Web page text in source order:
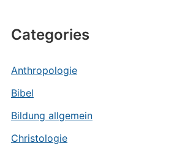
Categories
Anthropologie
Bibel
Bildung allgemein
Christologie